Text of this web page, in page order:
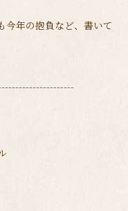
今年の抱負など、書いて